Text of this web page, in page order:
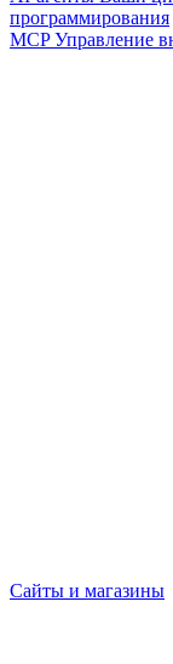
программирования
MCP Управление
Сайты и магазины